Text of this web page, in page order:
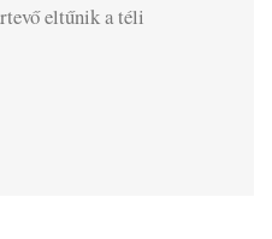
eltűnik a téli